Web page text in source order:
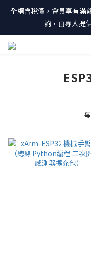
全網含稅價，會員享有滿
詢，由專人提